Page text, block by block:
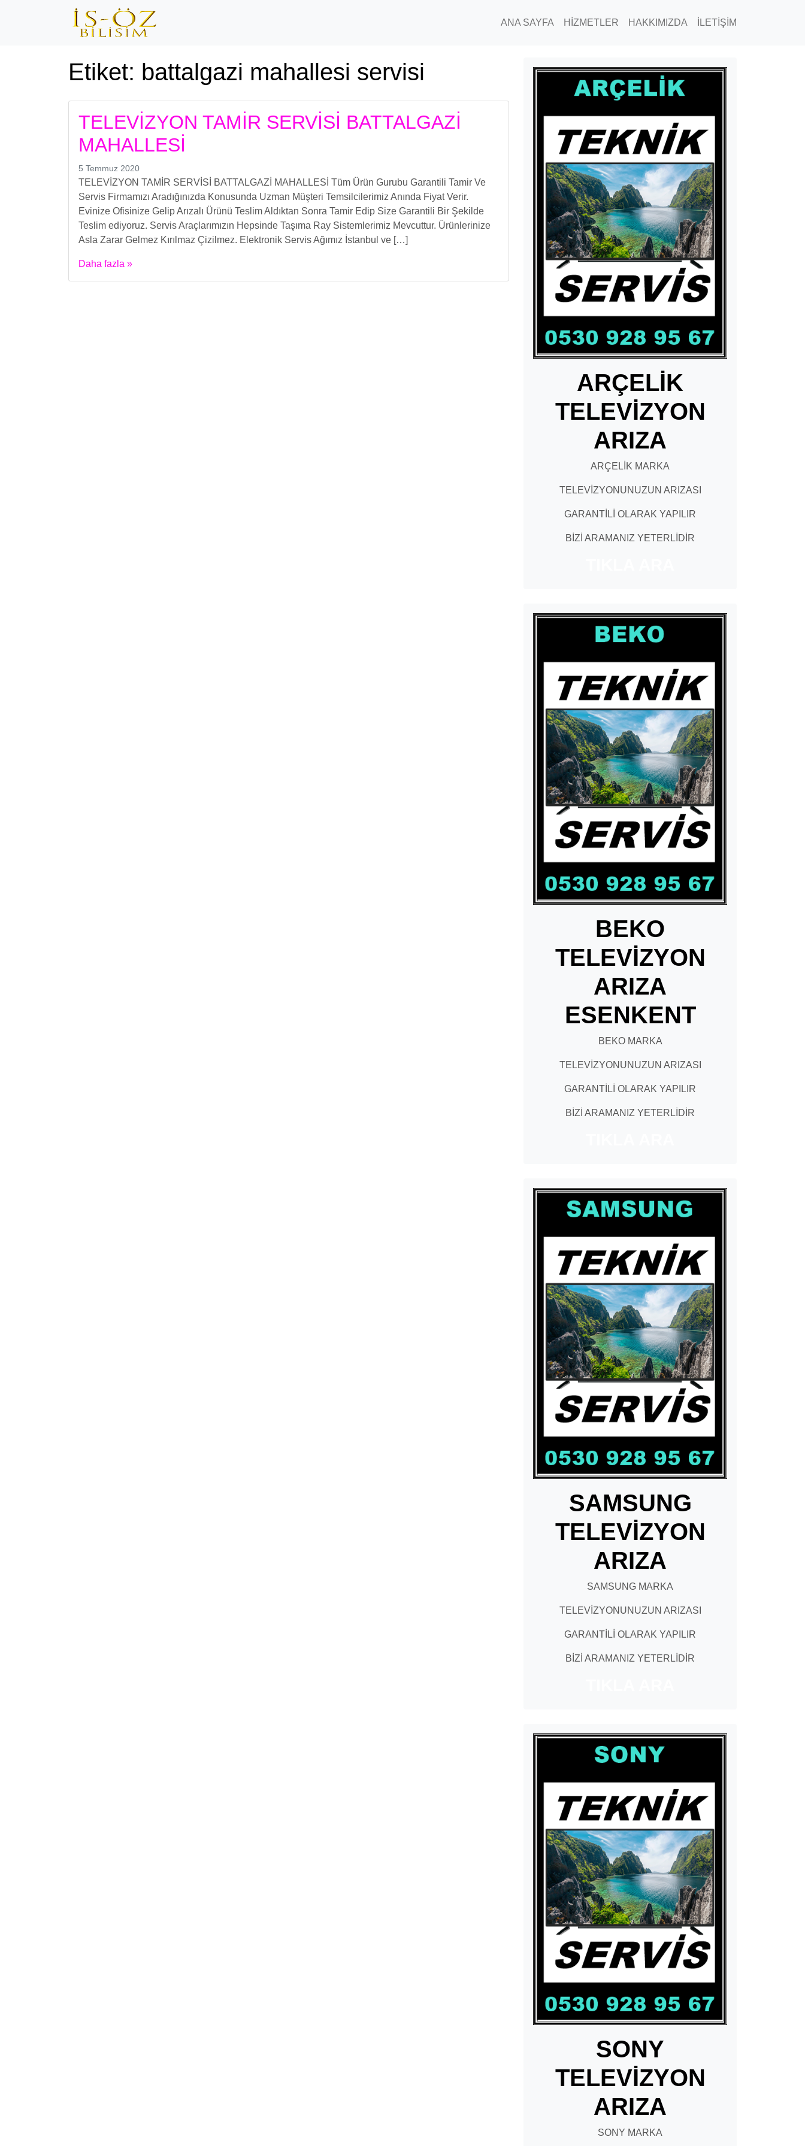
ANA SAYFA HİZMETLER HAKKIMIZDA İLETİŞİM
Etiket: battalgazi mahallesi servisi
TELEVİZYON TAMİR SERVİSİ BATTALGAZİ
MAHALLESİ
5 Temmuz 2020
TELEVİZYON TAMİR SERVİSİ BATTALGAZİ MAHALLESİ Tüm Ürün Gurubu Garantili Tamir Ve
Servis Firmamızı Aradığınızda Konusunda Uzman Müşteri Temsilcilerimiz Anında Fiyat Verir.
Evinize Ofisinize Gelip Arızalı Ürünü Teslim Aldıktan Sonra Tamir Edip Size Garantili Bir Şekilde
Teslim ediyoruz. Servis Araçlarımızın Hepsinde Taşıma Ray Sistemlerimiz Mevcuttur. Ürünlerinize
Asla Zarar Gelmez Kırılmaz Çizilmez. Elektronik Servis Ağımız İstanbul ve […]
Daha fazla »
ARÇELİK
TELEVİZYON
ARIZA
ARÇELİK MARKA
TELEVİZYONUNUZUN ARIZASI
GARANTİLİ OLARAK YAPILIR
BİZİ ARAMANIZ YETERLİDİR
BEKO
TELEVİZYON
ARIZA
ESENKENT
BEKO MARKA
TELEVİZYONUNUZUN ARIZASI
GARANTİLİ OLARAK YAPILIR
BİZİ ARAMANIZ YETERLİDİR
SAMSUNG
TELEVİZYON
ARIZA
SAMSUNG MARKA
TELEVİZYONUNUZUN ARIZASI
GARANTİLİ OLARAK YAPILIR
BİZİ ARAMANIZ YETERLİDİR
SONY
TELEVİZYON
ARIZA
SONY MARKA